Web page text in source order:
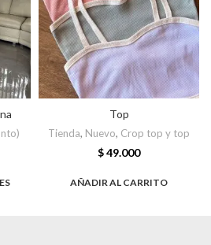
Top
Tienda, Nuevo, Crop top y top
$49.000
AÑADIR AL CARRITO